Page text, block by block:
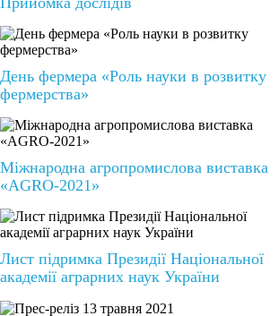
День фермера «Роль науки в розвитку
фермерства»
Міжнародна агропромислова виставка
«AGRO-2021»
Лист підримка Президії Національної
академії аграрних наук України